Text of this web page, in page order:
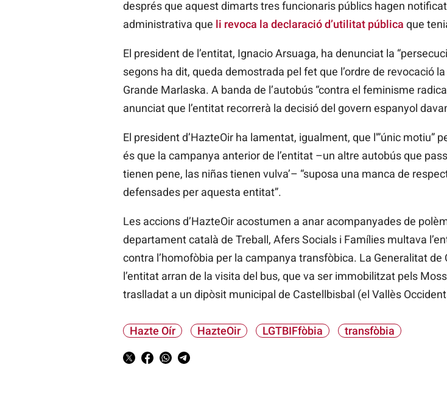
després que aquest dimarts tres funcionaris públics hagen
administrativa que li revoca la declaració d’utilitat pública que
El president de l’entitat, Ignacio Arsuaga, ha denunciat la
segons ha dit, queda demostrada pel fet que l’ordre de revocació
Grande Marlaska. A banda de l’autobús “contra el feminisme
anunciat que l’entitat recorrerà la decisió del govern espanyol
El president d’HazteOir ha lamentat, igualment, que l'”únic motiu”
és que la campanya anterior de l’entitat –un altre autobús que
tienen pene, las niñas tienen vulva’– “suposa una manca de
defensades per aquesta entitat”.
Les accions d’HazteOir acostumen a anar acompanyades de
departament català de Treball, Afers Socials i Famílies multava
contra l’homofòbia per la campanya transfòbica. La Generalitat
l’entitat arran de la visita del bus, que va ser immobilitzat pels
traslladat a un dipòsit municipal de Castellbisbal (el Vallès
Hazte Oír HazteOir LGTBIFfòbia transfòbia